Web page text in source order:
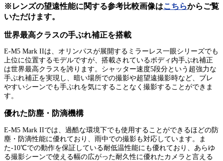
※レンズの望遠性能に関する参考比較画像はこちらからご覧
いただけます。
世界最高クラスの手ぶれ補正を搭載
E-M5 Mark IIは、オリンパスが展開するミラーレス一眼シリーズでも
上位に位置するモデルですが、搭載されているボディ内手ぶれ補正
は世界最高クラスを誇ります。シャッター速度5段分という超強力な
手ぶれ補正を実現し、暗い場所での撮影や超望遠撮影時など、ブレ
やすいシーンでも手ぶれを気にすることなく撮影することができま
す。
優れた防塵・防滴機構
E-M5 Mark IIでは、過酷な環境下でも使用することができるほどの防
塵・防滴性能に優れており、雨中での撮影も対応しています。ま
た-10℃での動作を保証している耐低温性能にも優れており、あらゆ
る撮影シーンで使える幅の広がった耐久性に優れたカメラと言える